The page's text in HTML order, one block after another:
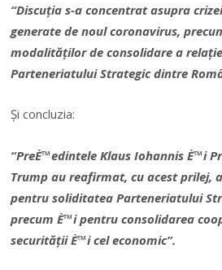
“Discuția s-a concentrat asupra
generate de noul coronavirus,
modalităților de consolidare a
Parteneriatului Strategic dintre
Și concluzia:
“PreÈ™edintele Klaus Iohannis È™i
Trump au reafirmat, cu acest prilej,
pentru soliditatea Parteneriatului
precum È™i pentru consolidarea
securității È™i cel economic”.